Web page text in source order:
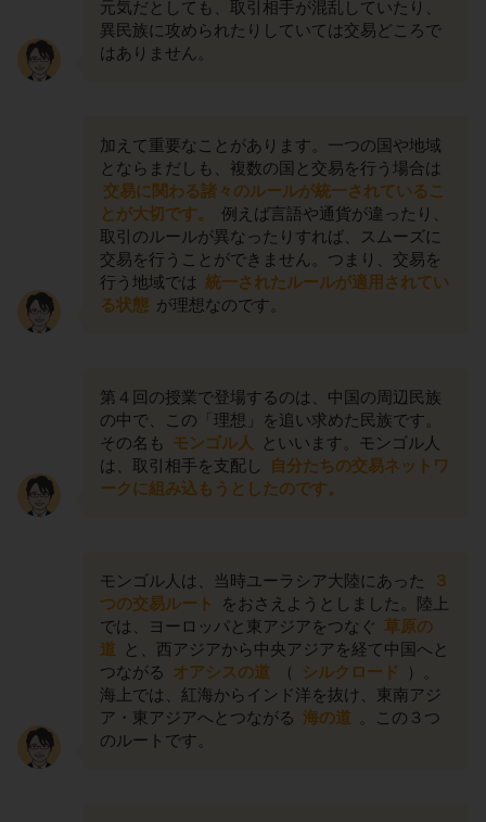
元気だとしても、取引相手が混乱していたり、
異民族に攻められたりしていては交易どころで
はありません。
加えて重要なことがあります。一つの国や地域
とならまだしも、複数の国と交易を行う場合は
交易に関わる諸々のルールが統一されているこ
とが大切です。
例えば言語や通貨が違ったり、
取引のルールが異なったりすれば、スムーズに
交易を行うことができません。つまり、交易を
行う地域では 統一されたルールが適用されてい
る状態 が理想なのです。
第４回の授業で登場するのは、中国の周辺民族
の中で、この「理想」を追い求めた民族です。
その名も モンゴル人
といいます。モンゴル人
は、取引相手を支配し
自分たちの交易ネットワ
ークに組み込もうとしたのです。
モンゴル人は、当時ユーラシア大陸にあった
３
つの交易ルート
をおさえようとしました。陸上
では、ヨーロッパと東アジアをつなぐ 草原の
道
と、西アジアから中央アジアを経て中国へと
つながる オアシスの道 （ シルクロード
）。
海上では、紅海からインド洋を抜け、東南アジ
ア・東アジアへとつながる 海の道
。この３つ
のルートです。